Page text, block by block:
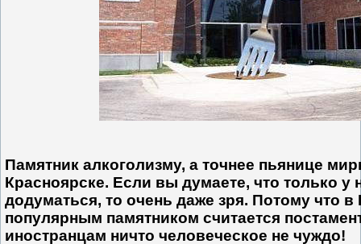
Памятник алкоголизму, а точнее пьянице
Красноярске. Если вы думаете, что только у
додуматься, то очень даже зря. Потому что
популярным памятником считается
иностранцам ничто человеческое не чуждо!